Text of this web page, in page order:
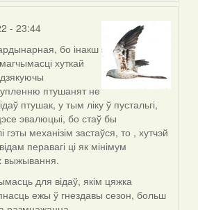
- 23:44
бо інакш
хуткай
птушанят не
птушак, у тым ліку ў пустальгі,
эвалюцыі, бо стаў бы
механізім застаўся, то , хутчэй
перавагі ці як мінімум
выжывання.
для відаў, якім цяжка
ежы ў гнездавы сезон, больш